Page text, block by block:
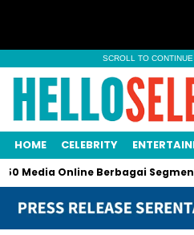
SCROLL TO
HOME CELEBRITY
Online Berbagai Segmentasi